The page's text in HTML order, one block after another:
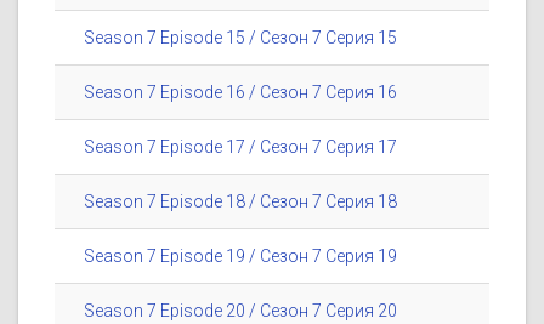
Season 7 Episode 15 / Сезон 7 Серия 15
Season 7 Episode 16 / Сезон 7 Серия 16
Season 7 Episode 17 / Сезон 7 Серия 17
Season 7 Episode 18 / Сезон 7 Серия 18
Season 7 Episode 19 / Сезон 7 Серия 19
Season 7 Episode 20 / Сезон 7 Серия 20